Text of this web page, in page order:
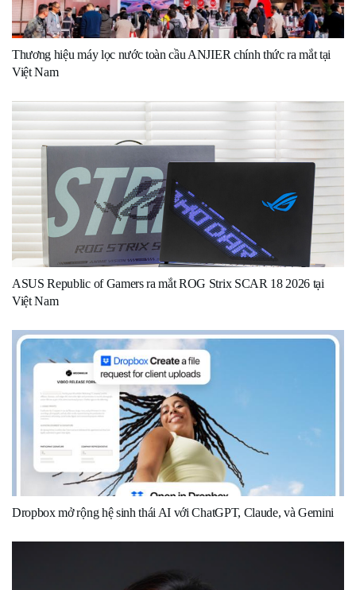
Thương hiệu máy lọc nước toàn cầu ANJIER chính thức ra mắt tại
Việt Nam
ASUS Republic of Gamers ra mắt ROG Strix SCAR 18 2026 tại
Việt Nam
Dropbox mở rộng hệ sinh thái AI với ChatGPT, Claude, và Gemini